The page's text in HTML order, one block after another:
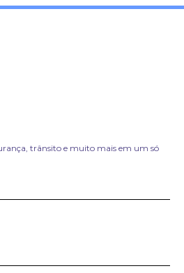
trânsito e muito mais em um só